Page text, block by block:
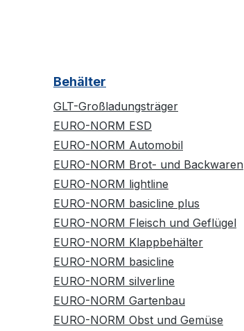
Behälter
GLT-Großladungsträger
EURO-NORM ESD
EURO-NORM Automobil
EURO-NORM Brot- und Backwaren
EURO-NORM lightline
EURO-NORM basicline plus
EURO-NORM Fleisch und Geflügel
EURO-NORM Klappbehälter
EURO-NORM basicline
EURO-NORM silverline
EURO-NORM Gartenbau
EURO-NORM Obst und Gemüse